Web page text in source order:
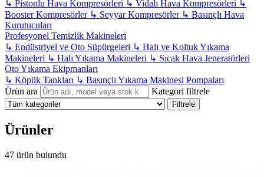
↳ Pistonlu Hava Kompresörleri ↳ Vidalı Hava Kompresörleri ↳
Booster Kompresörler ↳ Seyyar Kompresörler ↳ Basınçlı Hava
Kurutucuları
Profesyonel Temizlik Makineleri
↳ Endüstriyel ve Oto Süpürgeleri ↳ Halı ve Koltuk Yıkama
Makineleri ↳ Halı Yıkama Makineleri ↳ Sıcak Hava Jeneratörleri
Oto Yıkama Ekipmanları
↳ Köpük Tankları ↳ Basınçlı Yıkama Makinesi Pompaları
Ürün ara
Kategori filtrele
Filtrele
Ürünler
47 ürün bulundu